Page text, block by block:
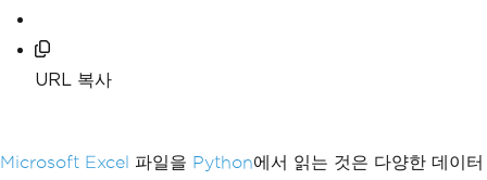
URL 복사
Microsoft Excel 파일을 Python에서 읽는 것은 다양한 데이터